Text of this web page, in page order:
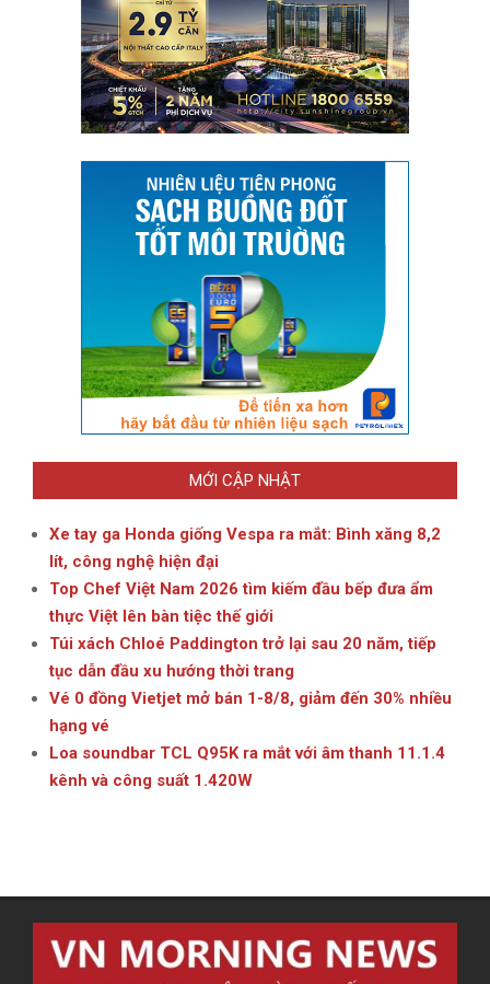
MỚI CẬP NHẬT
Xe tay ga Honda giống Vespa ra mắt: Bình xăng 8,2
lít, công nghệ hiện đại
Top Chef Việt Nam 2026 tìm kiếm đầu bếp đưa ẩm
thực Việt lên bàn tiệc thế giới
Túi xách Chloé Paddington trở lại sau 20 năm, tiếp
tục dẫn đầu xu hướng thời trang
Vé 0 đồng Vietjet mở bán 1-8/8, giảm đến 30% nhiều
hạng vé
Loa soundbar TCL Q95K ra mắt với âm thanh 11.1.4
kênh và công suất 1.420W